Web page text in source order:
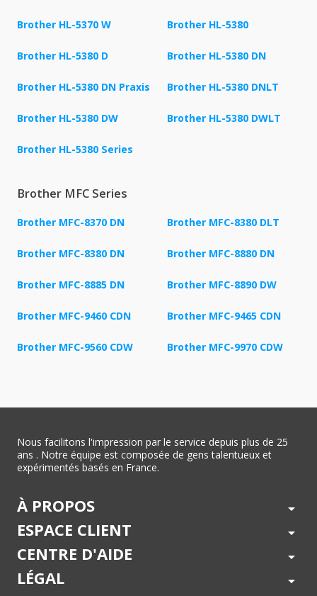
Brother HL-5370 W Brother HL-5380
Brother HL-5380 D Brother HL-5380 DN
Brother HL-5380 DN Praxis Brother HL-5380 DNLT
Brother HL-5380 DW Brother HL-5380 DWLT
Brother HL-5380 Series
Brother MFC Series
Brother MFC-8370 DN Brother MFC-8380 DLT
Brother MFC-8380 DN Brother MFC-8880 DN
Brother MFC-8885 DN Brother MFC-8890 DW
Brother MFC-9460 CDN Brother MFC-9465 CDN
Brother MFC-9560 CDW Brother MFC-9970 CDW
Nous facilitons l'impression par le service depuis plus de 25
ans . Notre équipe est composée de gens talentueux et
expérimentés basés en France.
À PROPOS arrow_drop_down
ESPACE CLIENT arrow_drop_down
CENTRE D'AIDE arrow_drop_down
LÉGAL arrow_drop_down